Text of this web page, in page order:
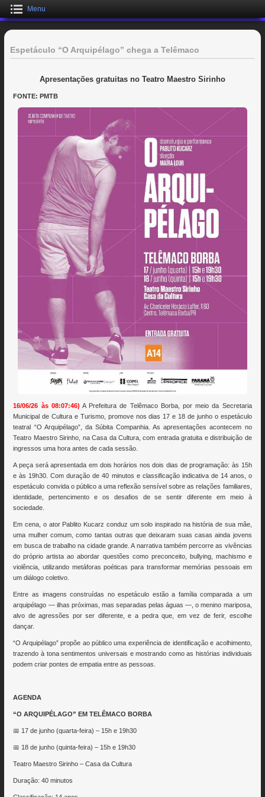
Menu
Espetáculo “O Arquipélago” chega a Telêmaco
Apresentações gratuitas no Teatro Maestro Sirinho
FONTE: PMTB
16/06/26 às 08:07:46) A Prefeitura de Telêmaco Borba, por meio da Secretaria
Municipal de Cultura e Turismo, promove nos dias 17 e 18 de junho o espetáculo
teatral “O Arquipélago”, da Súbita Companhia. As apresentações acontecem no
Teatro Maestro Sirinho, na Casa da Cultura, com entrada gratuita e distribuição de
ingressos uma hora antes de cada sessão.
A peça será apresentada em dois horários nos dois dias de programação: às 15h
e às 19h30. Com duração de 40 minutos e classificação indicativa de 14 anos, o
espetáculo convida o público a uma reflexão sensível sobre as relações familiares,
identidade, pertencimento e os desafios de se sentir diferente em meio à
sociedade.
Em cena, o ator Pablito Kucarz conduz um solo inspirado na história de sua mãe,
uma mulher comum, como tantas outras que deixaram suas casas ainda jovens
em busca de trabalho na cidade grande. A narrativa também percorre as vivências
do próprio artista ao abordar questões como preconceito, bullying, machismo e
violência, utilizando metáforas poéticas para transformar memórias pessoais em
um diálogo coletivo.
Entre as imagens construídas no espetáculo estão a família comparada a um
arquipélago — ilhas próximas, mas separadas pelas águas —, o menino mariposa,
alvo de agressões por ser diferente, e a pedra que, em vez de ferir, escolhe
dançar.
“O Arquipélago” propõe ao público uma experiência de identificação e acolhimento,
trazendo à tona sentimentos universais e mostrando como as histórias individuais
podem criar pontes de empatia entre as pessoas.
AGENDA
“O ARQUIPÉLAGO” EM TELÊMACO BORBA
📅 17 de junho (quarta-feira) – 15h e 19h30
📅 18 de junho (quinta-feira) – 15h e 19h30
Teatro Maestro Sirinho – Casa da Cultura
Duração: 40 minutos